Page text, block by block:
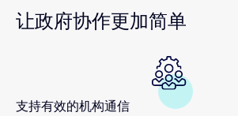
让政府协作更加简单
支持有效的机构通信